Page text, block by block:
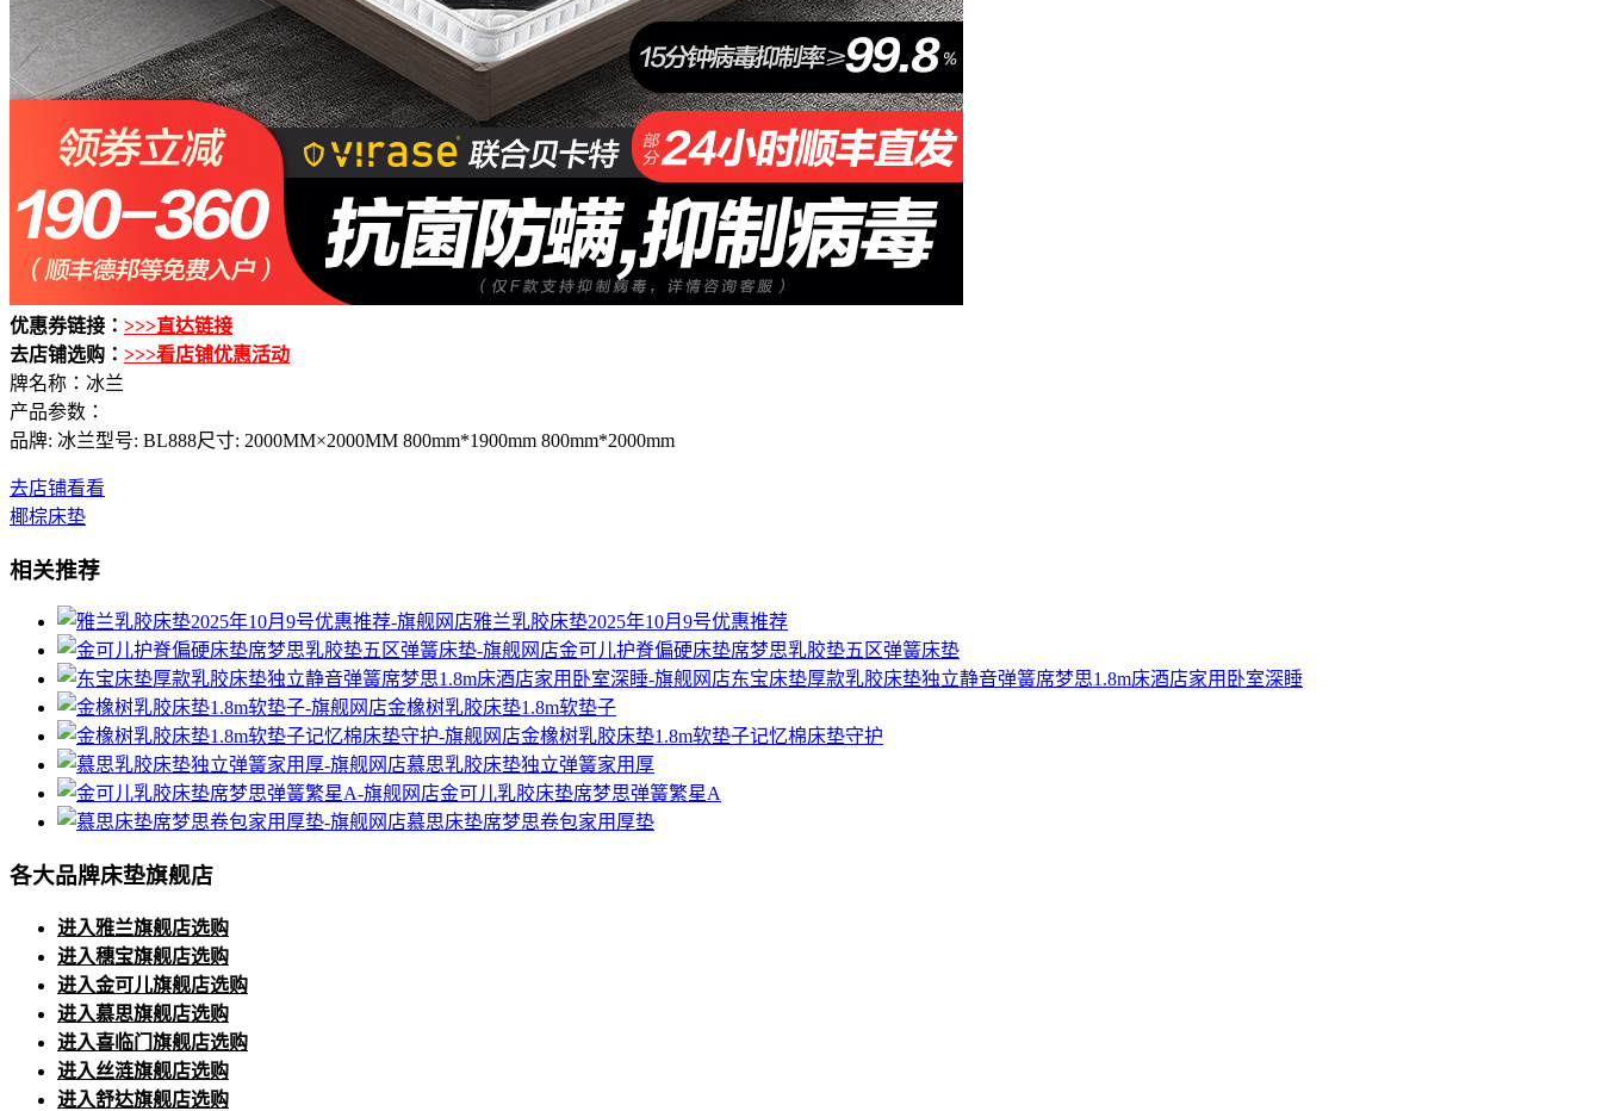
优惠券链接： >>>直达链接
去店铺选购： >>>看店铺优惠活动
牌名称：冰兰
产品参数：
品牌: 冰兰型号: BL888尺寸: 2000MM×2000MM 800mm*1900mm 800mm*2000mm
去店铺看看
椰棕床垫
相关推荐
雅兰乳胶床垫2025年10月9号优惠推荐
金可儿护脊偏硬床垫席梦思乳胶垫五区弹簧床垫
东宝床垫厚款乳胶床垫独立静音弹簧席梦思1.8m床酒店家用卧室深睡
金橡树乳胶床垫1.8m软垫子
金橡树乳胶床垫1.8m软垫子记忆棉床垫守护
慕思乳胶床垫独立弹簧家用厚
金可儿乳胶床垫席梦思弹簧繁星A
慕思床垫席梦思卷包家用厚垫
各大品牌床垫旗舰店
进入雅兰旗舰店选购
进入穗宝旗舰店选购
进入金可儿旗舰店选购
进入慕思旗舰店选购
进入喜临门旗舰店选购
进入丝涟旗舰店选购
进入舒达旗舰店选购